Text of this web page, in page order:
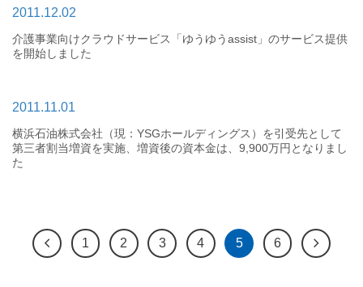
介護事業向けクラウドサービス「ゆうゆうassist」のサービス提供
を開始しました
2011.12.02
横浜石油株式会社（現：YSGホールディングス）を引受先として
第三者割当増資を実施、増資後の資本金は、9,900万円となりまし
た
2011.11.01
1 2 3 4 5 6